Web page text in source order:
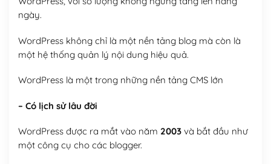
ngày.
WordPress không chỉ là một nền tảng blog mà còn là
một hệ thống quản lý nội dung hiệu quả.
WordPress là một trong những nền tảng CMS lớn
– Có lịch sử lâu đời
WordPress được ra mắt vào năm 2003và bắt đầu như
một công cụ cho các blogger.